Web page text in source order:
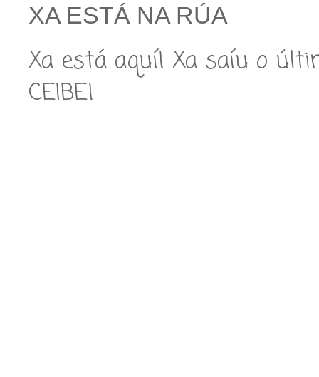
XA ESTÁ NA RÚA
Xa está aquí! Xa saíu o
CEIBE!